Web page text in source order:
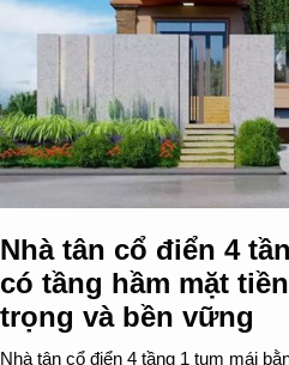
Nhà tân cổ điển 4
có tầng hầm mặt
trọng và bền vững
Nhà tân cổ điển 4 tầng 1 tum mái